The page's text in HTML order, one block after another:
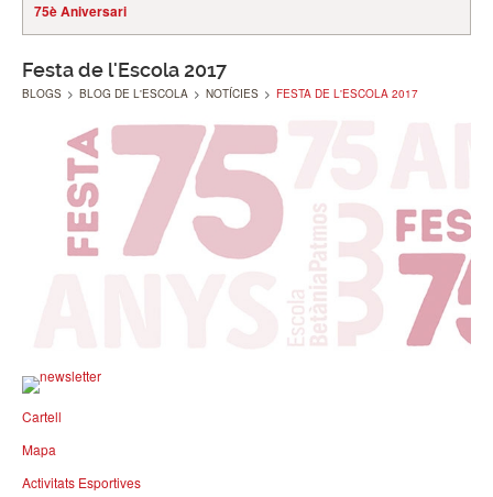
75è Aniversari
Festa de l'Escola 2017
BLOGS > BLOG DE L'ESCOLA > NOTÍCIES > FESTA DE L'ESCOLA 2017
Cartell
Mapa
Activitats Esportives